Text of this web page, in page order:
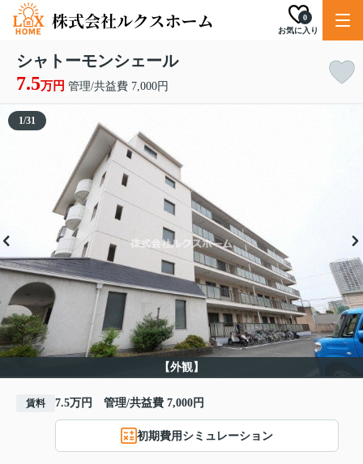
お気に入り
0
シャトーモンシェール
7.5万円 管理/共益費 7,000円
【外観】
1/31
賃料 7.5万円 管理/共益費 7,000円
初期費用シミュレーション